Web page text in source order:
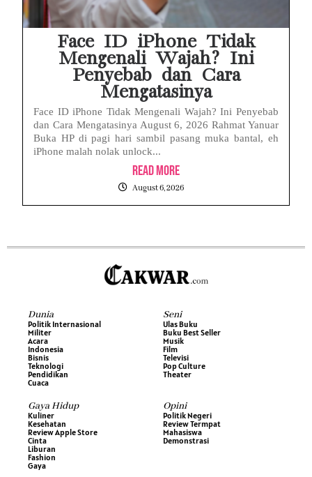
Face ID iPhone Tidak
Mengenali Wajah? Ini
Penyebab dan Cara
Mengatasinya
Face ID iPhone Tidak Mengenali Wajah? Ini Penyebab
dan Cara Mengatasinya August 6, 2026 Rahmat Yanuar
Buka HP di pagi hari sambil pasang muka bantal, eh
iPhone malah nolak unlock...
Read More
August 6, 2026
Dunia
Politik Internasional
Militer
Acara
Indonesia
Bisnis
Teknologi
Pendidikan
Cuaca
Seni
Ulas Buku
Buku Best Seller
Musik
Film
Televisi
Pop Culture
Theater
Gaya Hidup
Kuliner
Kesehatan
Review Apple Store
Cinta
Liburan
Fashion
Gaya
Opini
Politik Negeri
Review Termpat
Mahasiswa
Demonstrasi